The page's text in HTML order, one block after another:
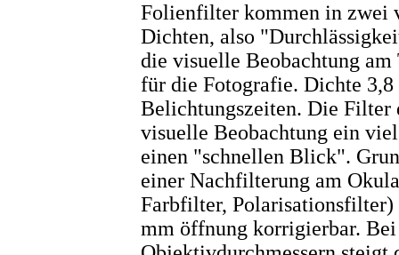
Folienfilter kommen in zwei
Dichten, also
die visuelle Beobachtung
für die Fotografie. Dichte 3,8
Belichtungszeiten. Die
visuelle Beobachtung ein
einen "schnellen Blick".
einer Nachfilterung am
Farbfilter, Polarisationsfilter)
mm öffnung korrigierbar. Bei